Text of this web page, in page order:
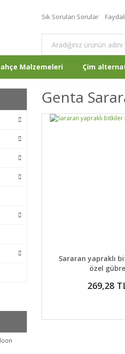
Sık Sorulan Sorular
Malzemeleri Çim
Genta
DETAYLAR
Sararan yapraklı
özel gübre
269,28